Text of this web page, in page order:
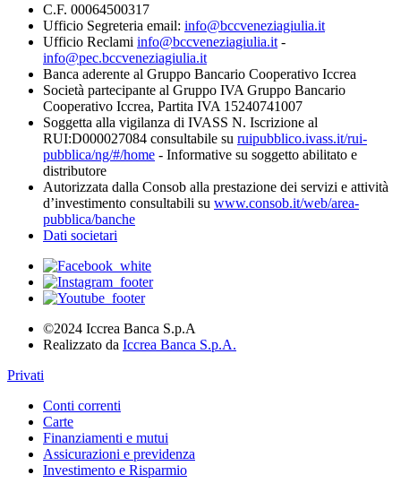
C.F. 00064500317
Ufficio Segreteria email: info@bccveneziagiulia.it
Ufficio Reclami info@bccveneziagiulia.it -
info@pec.bccveneziagiulia.it
Banca aderente al Gruppo Bancario Cooperativo Iccrea
Società partecipante al Gruppo IVA Gruppo Bancario
Cooperativo Iccrea, Partita IVA 15240741007
Soggetta alla vigilanza di IVASS N. Iscrizione al
RUI:D000027084 consultabile su ruipubblico.ivass.it/rui-
pubblica/ng/#/home - Informative su soggetto abilitato e
distributore
Autorizzata dalla Consob alla prestazione dei servizi e attività
d’investimento consultabili su www.consob.it/web/area-
pubblica/banche
Dati societari
©2024 Iccrea Banca S.p.A
Realizzato da Iccrea Banca S.p.A.
Privati
Conti correnti
Carte
Finanziamenti e mutui
Assicurazioni e previdenza
Investimento e Risparmio